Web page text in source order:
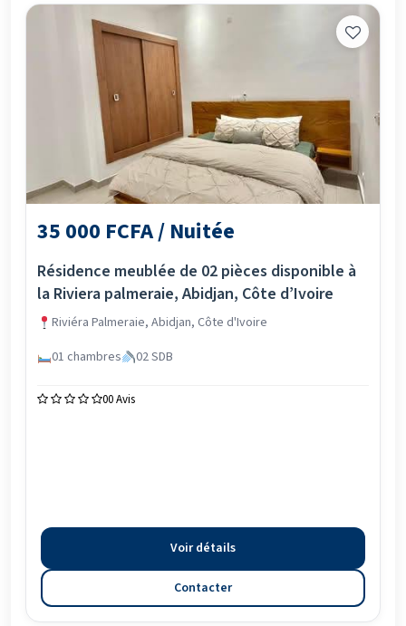
35 000 FCFA / Nuitée
Résidence meublée de 02 pièces disponible à
la Riviera palmeraie, Abidjan, Côte d’Ivoire
Riviéra Palmeraie, Abidjan, Côte d'Ivoire
01 chambres
02 SDB
00 Avis
Voir détails
Contacter